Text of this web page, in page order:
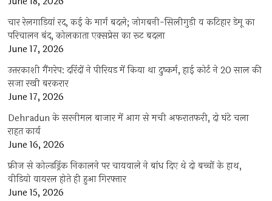
चार रेलगाड़ियां रद, कई के मार्ग बदले; जोगबनी-सिलीगुड़ी व कटिहार डेमू का
परिचालन बंद, कोलकाता एक्सप्रेस का रूट बदला
June 17, 2026
उत्तरकाशी गैंगरेप: दरिंदों ने पीरियड में किया था दुष्कर्म, हाई कोर्ट ने 20 साल की
सजा रखी बरकरार
June 17, 2026
Dehradun के सरनीमल बाजार में आग से मची अफरातफरी, दो घंटे चला
राहत कार्य
June 16, 2026
फ्रीज से कोल्डड्रिंक निकालने पर चायवाले ने बांध दिए थे दो बच्चों के हाथ,
वीडियो वायरल होते ही हुआ गिरफ्तार
June 15, 2026